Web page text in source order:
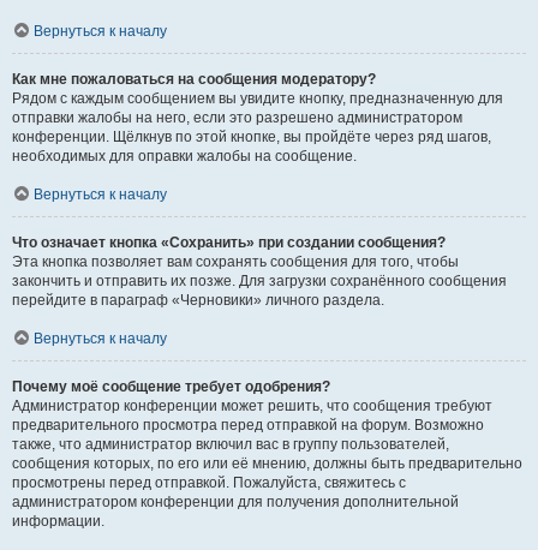
Вернуться к началу
Как мне пожаловаться на сообщения модератору?
Рядом с каждым сообщением вы увидите кнопку, предназначенную для
отправки жалобы на него, если это разрешено администратором
конференции. Щёлкнув по этой кнопке, вы пройдёте через ряд шагов,
необходимых для оправки жалобы на сообщение.
Вернуться к началу
Что означает кнопка «Сохранить» при создании сообщения?
Эта кнопка позволяет вам сохранять сообщения для того, чтобы
закончить и отправить их позже. Для загрузки сохранённого сообщения
перейдите в параграф «Черновики» личного раздела.
Вернуться к началу
Почему моё сообщение требует одобрения?
Администратор конференции может решить, что сообщения требуют
предварительного просмотра перед отправкой на форум. Возможно
также, что администратор включил вас в группу пользователей,
сообщения которых, по его или её мнению, должны быть предварительно
просмотрены перед отправкой. Пожалуйста, свяжитесь с
администратором конференции для получения дополнительной
информации.